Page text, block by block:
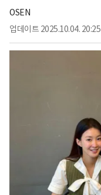
OSEN
업데이트 2025.10.04. 20:25